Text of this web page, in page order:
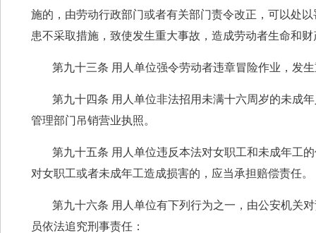
施的，由劳动行政部门或者有关部门责令改正，可以处
患不采取措施，致使发生重大事故，造成劳动者生命和
第九十三条 用人单位强令劳动者违章冒险作业，发
第九十四条 用人单位非法招用未满十六周岁的未成
管理部门吊销营业执照。
第九十五条 用人单位违反本法对女职工和未成年工
对女职工或者未成年工造成损害的，应当承担赔偿责任。
第九十六条 用人单位有下列行为之一，由公安机关
员依法追究刑事责任：